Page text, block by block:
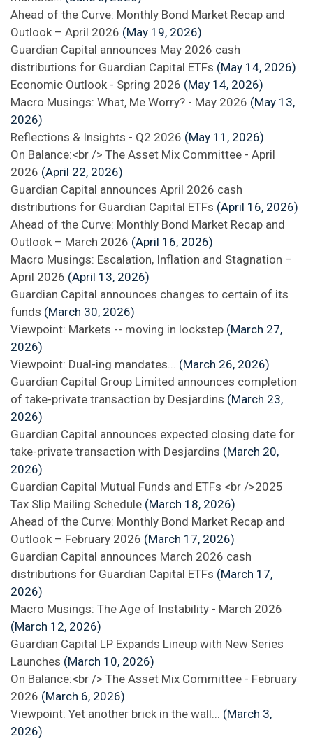
Ahead of the Curve: Monthly Bond Market Recap and
Outlook – April 2026 (May 19, 2026)
Guardian Capital announces May 2026 cash
distributions for Guardian Capital ETFs (May 14, 2026)
Economic Outlook - Spring 2026 (May 14, 2026)
Macro Musings: What, Me Worry? - May 2026 (May 13,
2026)
Reflections & Insights - Q2 2026 (May 11, 2026)
On Balance:<br /> The Asset Mix Committee - April
2026 (April 22, 2026)
Guardian Capital announces April 2026 cash
distributions for Guardian Capital ETFs (April 16, 2026)
Ahead of the Curve: Monthly Bond Market Recap and
Outlook – March 2026 (April 16, 2026)
Macro Musings: Escalation, Inflation and Stagnation –
April 2026 (April 13, 2026)
Guardian Capital announces changes to certain of its
funds (March 30, 2026)
Viewpoint: Markets -- moving in lockstep (March 27,
2026)
Viewpoint: Dual-ing mandates... (March 26, 2026)
Guardian Capital Group Limited announces completion
of take-private transaction by Desjardins (March 23,
2026)
Guardian Capital announces expected closing date for
take-private transaction with Desjardins (March 20,
2026)
Guardian Capital Mutual Funds and ETFs <br />2025
Tax Slip Mailing Schedule (March 18, 2026)
Ahead of the Curve: Monthly Bond Market Recap and
Outlook – February 2026 (March 17, 2026)
Guardian Capital announces March 2026 cash
distributions for Guardian Capital ETFs (March 17,
2026)
Macro Musings: The Age of Instability - March 2026
(March 12, 2026)
Guardian Capital LP Expands Lineup with New Series
Launches (March 10, 2026)
On Balance:<br /> The Asset Mix Committee - February
2026 (March 6, 2026)
Viewpoint: Yet another brick in the wall... (March 3,
2026)